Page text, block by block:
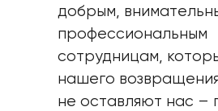
добрым,
профессиональным
сотрудницам,
нашего
не оставляют нас –